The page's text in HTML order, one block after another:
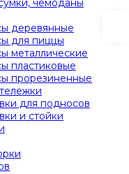
чемоданы
деревянные
для пиццы
металлические
пластиковые
прорезиненные
для подносов
и стойки